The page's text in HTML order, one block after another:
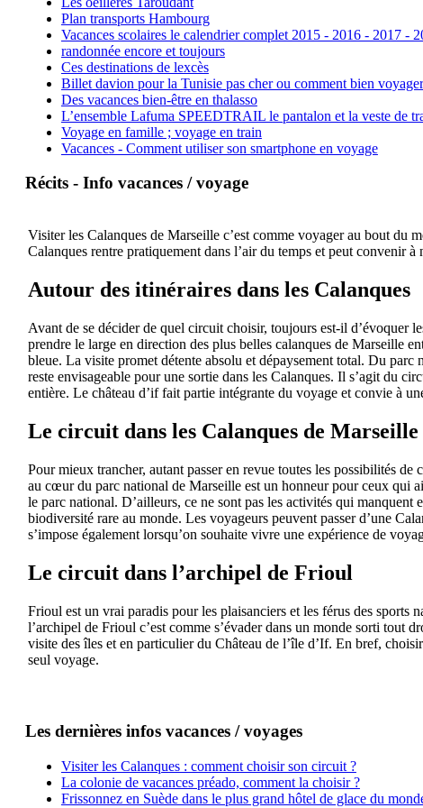
Plan transports Hambourg
Vacances scolaires le calendrier complet 2015 - 2016 - 2017 -
randonnée encore et toujours
Ces destinations de lexcès
Billet davion pour la Tunisie pas cher ou comment bien
Des vacances bien-être en thalasso
L’ensemble Lafuma SPEEDTRAIL le pantalon et la veste de
Voyage en famille ; voyage en train
Vacances - Comment utiliser son smartphone en voyage
Récits - Info vacances / voyage
Visiter les Calanques de Marseille c’est comme voyager au bout du
Calanques rentre pratiquement dans l’air du temps et peut convenir
Autour des itinéraires dans les Calanques
Avant de se décider de quel circuit choisir, toujours est-il d’évoquer
prendre le large en direction des plus belles calanques de Marseille
bleue. La visite promet détente absolu et dépaysement total. Du
reste envisageable pour une sortie dans les Calanques. Il s’agit du
entière. Le château d’if fait partie intégrante du voyage et convie à
Le circuit dans les Calanques de Marseille
Pour mieux trancher, autant passer en revue toutes les possibilités
au cœur du parc national de Marseille est un honneur pour ceux qui
le parc national. D’ailleurs, ce ne sont pas les activités qui
biodiversité rare au monde. Les voyageurs peuvent passer d’une
s’impose également lorsqu’on souhaite vivre une expérience de
Le circuit dans l’archipel de Frioul
Frioul est un vrai paradis pour les plaisanciers et les férus des sports
l’archipel de Frioul c’est comme s’évader dans un monde sorti tout
visite des îles et en particulier du Château de l’île d’If. En bref,
seul voyage.
Les dernières infos vacances / voyages
Visiter les Calanques : comment choisir son circuit ?
La colonie de vacances préado, comment la choisir ?
Frissonnez en Suède dans le plus grand hôtel de glace du